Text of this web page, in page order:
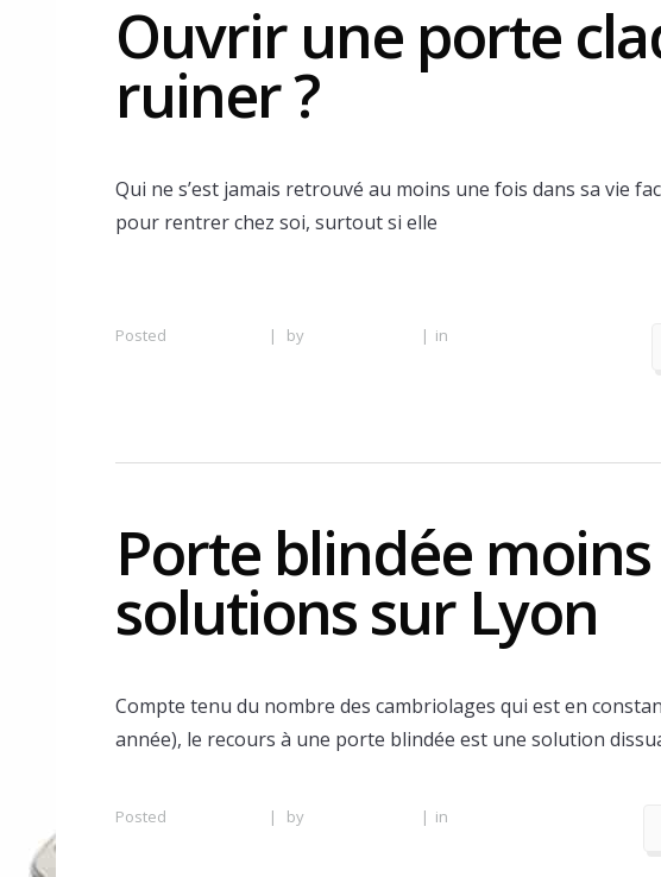
Ouvrir une porte
ruiner ?
Qui ne s’est jamais retrouvé au moins une fois dans sa vie
pour rentrer chez soi, surtout si elle
Posted | by | in
Porte blindée
solutions sur Lyon
Compte tenu du nombre des cambriolages qui est en
année), le recours à une porte blindée est une solution
Posted | by | in